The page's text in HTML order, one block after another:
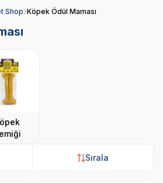
Shop Köpek Ödül Maması
Sırala